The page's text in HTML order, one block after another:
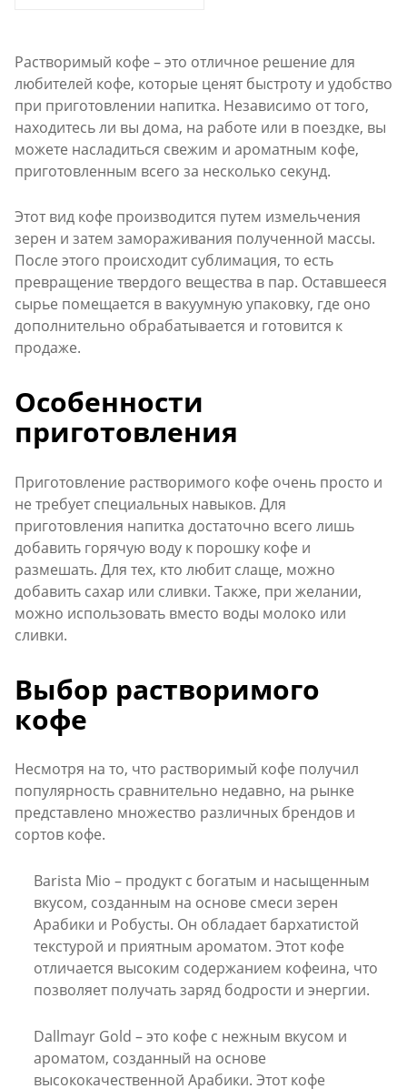
Растворимый кофе – это отличное решение для
любителей кофе, которые ценят быстроту и удобство
при приготовлении напитка. Независимо от того,
находитесь ли вы дома, на работе или в поездке, вы
можете насладиться свежим и ароматным кофе,
приготовленным всего за несколько секунд.
Этот вид кофе производится путем измельчения
зерен и затем замораживания полученной массы.
После этого происходит сублимация, то есть
превращение твердого вещества в пар. Оставшееся
сырье помещается в вакуумную упаковку, где оно
дополнительно обрабатывается и готовится к
продаже.
Особенности
приготовления
Приготовление растворимого кофе очень просто и
не требует специальных навыков. Для
приготовления напитка достаточно всего лишь
добавить горячую воду к порошку кофе и
размешать. Для тех, кто любит слаще, можно
добавить сахар или сливки. Также, при желании,
можно использовать вместо воды молоко или
сливки.
Выбор растворимого
кофе
Несмотря на то, что растворимый кофе получил
популярность сравнительно недавно, на рынке
представлено множество различных брендов и
сортов кофе.
Barista Mio – продукт с богатым и насыщенным
вкусом, созданным на основе смеси зерен
Арабики и Робусты. Он обладает бархатистой
текстурой и приятным ароматом. Этот кофе
отличается высоким содержанием кофеина, что
позволяет получать заряд бодрости и энергии.
Dallmayr Gold – это кофе с нежным вкусом и
ароматом, созданный на основе
высококачественной Арабики. Этот кофе